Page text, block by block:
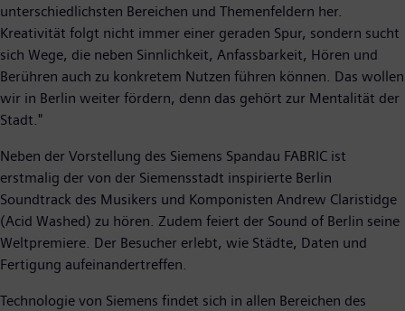
unterschiedlichsten Bereichen und Themenfeldern her.
Kreativität folgt nicht immer einer geraden Spur, sondern sucht
sich Wege, die neben Sinnlichkeit, Anfassbarkeit, Hören und
Berühren auch zu konkretem Nutzen führen können. Das wollen
wir in Berlin weiter fördern, denn das gehört zur Mentalität der
Stadt."
Neben der Vorstellung des Siemens Spandau FABRIC ist
erstmalig der von der Siemensstadt inspirierte Berlin
Soundtrack des Musikers und Komponisten Andrew Claristidge
(Acid Washed) zu hören. Zudem feiert der Sound of Berlin seine
Weltpremiere. Der Besucher erlebt, wie Städte, Daten und
Fertigung aufeinandertreffen.
Technologie von Siemens findet sich in allen Bereichen des